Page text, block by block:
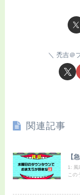
禿吉＠
関連記事
【
1: 風
この